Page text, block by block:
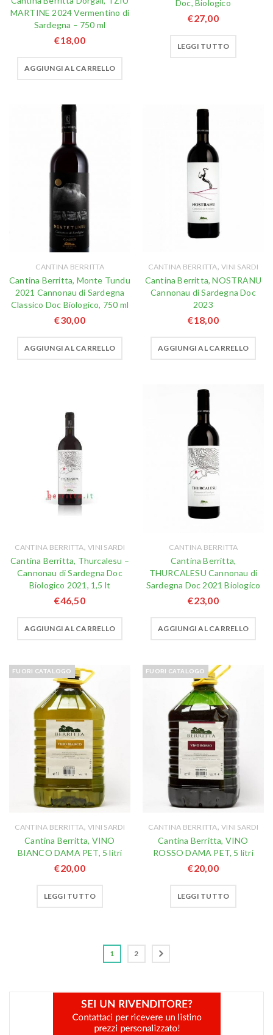
MARTINE 2024 Vermentino di
Sardegna – 750 ml
€18,00
AGGIUNGI AL CARRELLO
Doc, Biologico
€27,00
LEGGI TUTTO
CANTINA BERRITTA
Cantina Berritta, Monte Tundu
2021 Cannonau di Sardegna
Classico Doc Biologico, 750 ml
€30,00
AGGIUNGI AL CARRELLO
CANTINA BERRITTA, VINI SARDI
Cantina Berritta, NOSTRANU
Cannonau di Sardegna Doc
2023
€18,00
AGGIUNGI AL CARRELLO
CANTINA BERRITTA, VINI SARDI
Cantina Berritta, Thurcalesu –
Cannonau di Sardegna Doc
Biologico 2021, 1,5 lt
€46,50
AGGIUNGI AL CARRELLO
CANTINA BERRITTA
Cantina Berritta,
THURCALESU Cannonau di
Sardegna Doc 2021 Biologico
€23,00
AGGIUNGI AL CARRELLO
FUORI CATALOGO
CANTINA BERRITTA, VINI SARDI
Cantina Berritta, VINO
BIANCO DAMA PET, 5 litri
€20,00
LEGGI TUTTO
FUORI CATALOGO
CANTINA BERRITTA, VINI SARDI
Cantina Berritta, VINO
ROSSO DAMA PET, 5 litri
€20,00
LEGGI TUTTO
1 2